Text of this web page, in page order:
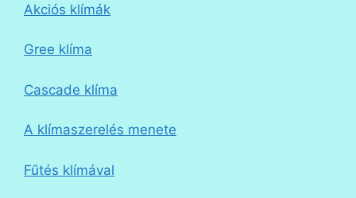
Akciós klímák
Gree klíma
Cascade klíma
A klímaszerelés menete
Fűtés klímával